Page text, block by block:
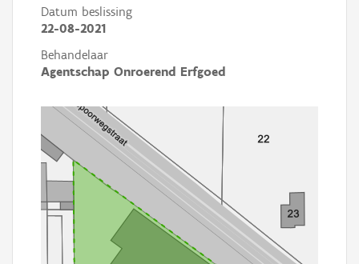
Datum beslissing
22-08-2021
Behandelaar
Agentschap Onroerend Erfgoed